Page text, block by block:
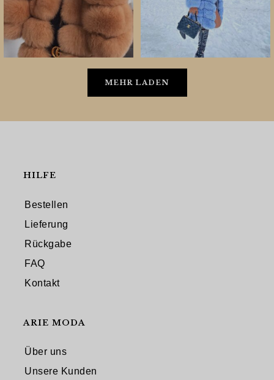
MEHR LADEN
HILFE
Bestellen
Lieferung
Rückgabe
FAQ
Kontakt
ARIE MODA
Über uns
Unsere Kunden